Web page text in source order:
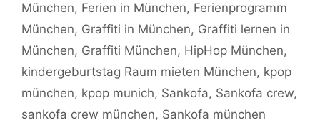
München, Ferien in München, Ferienprogramm
München, Graffiti in München, Graffiti lernen in
München, Graffiti München, HipHop München,
kindergeburtstag Raum mieten München, kpop
münchen, kpop munich, Sankofa, Sankofa crew,
sankofa crew münchen, Sankofa münchen